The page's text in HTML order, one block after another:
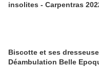
insolites - Carpentras
Biscotte et ses
Déambulation Belle